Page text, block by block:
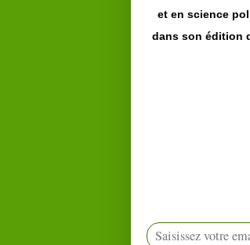
et en science
dans son édition